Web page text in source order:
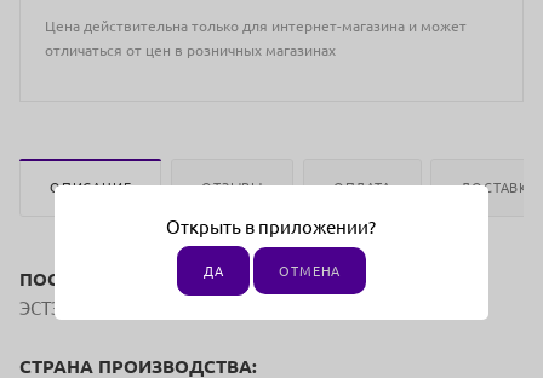
Цена действительна только для интернет-магазина и может
отличаться от цен в розничных магазинах
ОПИСАНИЕ ОТЗЫВЫ ОПЛАТА ДОСТАВКА
ПОСТАВЩИК:
ЭСТЭКОМ
СТРАНА ПРОИЗВОДСТВА:
Открыть в приложении?
ДА ОТМЕНА